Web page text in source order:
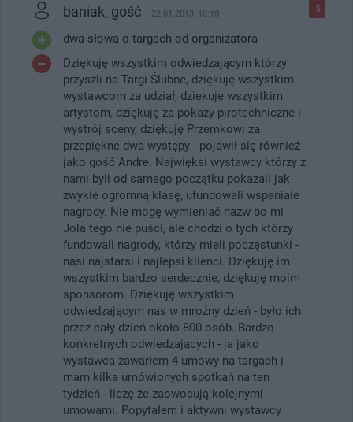
-5
baniak_gość 22.01.2013, 10:10
dwa słowa o targach od organizatora
Dziękuję wszystkim odwiedzającym którzy
przyszli na Targi Ślubne, dziękuję wszystkim
wystawcom za udział, dziękuję wszystkim
artystom, dziękuję za pokazy pirotechniczne i
wystrój sceny, dziękuję Przemkowi za
przepiękne dwa występy - pojawił się również
jako gość Andre. Najwięksi wystawcy którzy z
nami byli od samego początku pokazali jak
zwykle ogromną klasę, ufundowali wspaniałe
nagrody. Nie mogę wymieniać nazw bo mi
Jola tego nie puści, ale chodzi o tych którzy
fundowali nagrody, którzy mieli poczęstunki -
nasi najstarsi i najlepsi klienci. Dziękuję im
wszystkim bardzo serdecznie, dziękuję moim
sponsorom. Dziękuję wszystkim
odwiedzającym nas w mroźny dzień - było ich
przez cały dzień około 800 osób. Bardzo
konkretnych odwiedzających - ja jako
wystawca zawarłem 4 umowy na targach i
mam kilka umówionych spotkań na ten
tydzień - liczę że zaowocują kolejnymi
umowami. Popytałem i aktywni wystawcy